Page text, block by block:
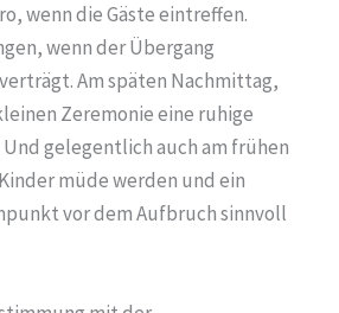
wenn die Gäste eintreffen.
wenn der Übergang
Am späten Nachmittag,
Zeremonie eine ruhige
gelegentlich auch am frühen
müde werden und ein
vor dem Aufbruch sinnvoll